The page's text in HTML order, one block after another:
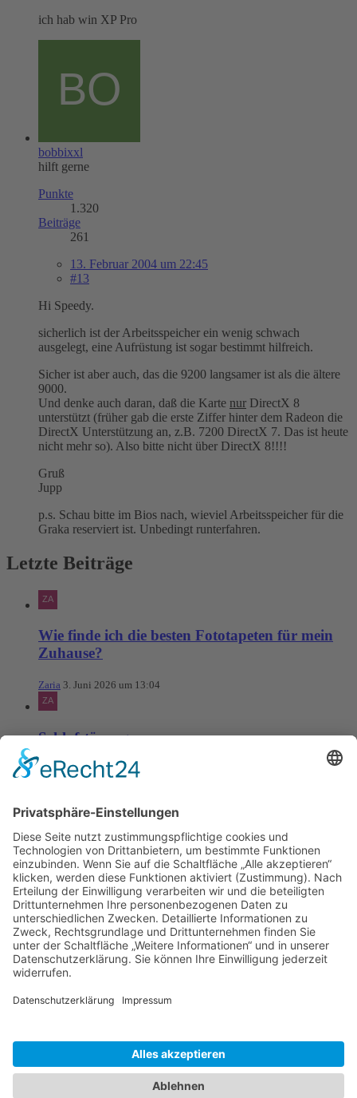
ich hab win XP Pro
bobbixxl
hilft gerne
Punkte
1.320
Beiträge
261
13. Februar 2004 um 22:45
#13
Hi Speedy.
sicherlich ist der Arbeitsspeicher ein wenig schwach
ausgelegt, eine Aufrüstung ist sogar bestimmt hilfreich.
Sicher ist aber auch, das die 9200 langsamer ist als die ältere
9000.
Und denke auch daran, daß die Karte nur DirectX 8
unterstützt (früher gab die erste Ziffer hinter dem Radeon die
DirectX Unterstützung an, z.B. 7200 DirectX 7. Das ist heute
nicht mehr so). Also bitte nicht über DirectX 8!!!!
Gruß
Jupp
p.s. Schau bitte im Bios nach, wieviel Arbeitsspeicher für die
Graka reserviert ist. Unbedingt runterfahren.
Letzte Beiträge
Wie finde ich die besten Fototapeten für mein
Zuhause?
Zaria 3. Juni 2026 um 13:04
Schlafstörungen
Zaria 3. Juni 2026 um 13:03
Ms word to PDF
Manuellsen 28. Mai 2026 um 10:31
Künstliche Intelligenz in der
Plattformentwicklung
MasonOgden 24. August 2025 um 10:58
Was habt ihr euch zuletzt gekauft?
LarsKlars 3. März 2025 um 10:08
Kontakt